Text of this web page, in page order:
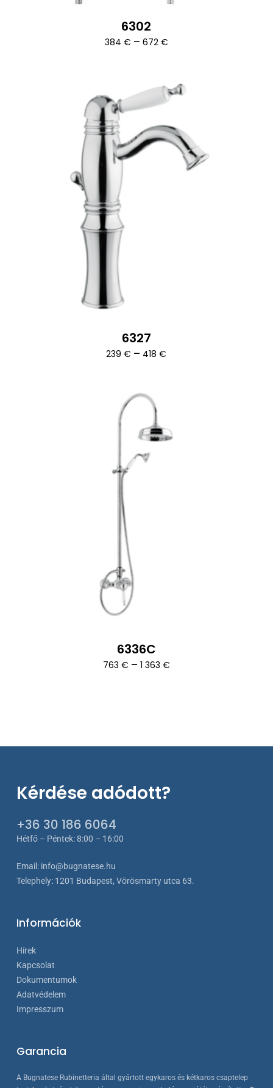
6302
384 € – 672 €Ártartomány:
6327
239€ – 418€
6336C
763 € – 1 363 €Ártartomány:
Kérdése adódott?
+36 30 186 6064
Hétfő – Péntek: 8:00 – 16:00
Email: info@bugnatese.hu
Telephely: 1201 Budapest, Vörösmarty utca 63.
Információk
Hírek
Kapcsolat
Dokumentumok
Adatvédelem
Impresszum
Garancia
A Bugnatese Rubinetteria által gyártott egykaros és kétkaros csaptelep